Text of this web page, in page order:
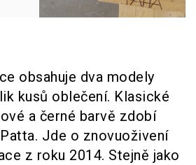
obsahuje dva modely
kusů oblečení. Klasické
a černé barvě zdobí
Jde o znovuoživení
z roku 2014. Stejně jako